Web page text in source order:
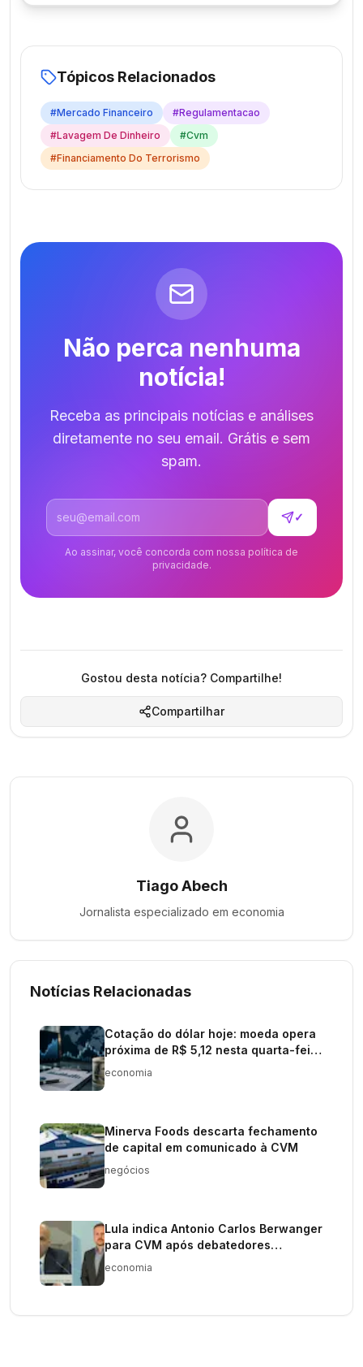
Tópicos Relacionados
#Mercado Financeiro #Regulamentacao
#Lavagem De Dinheiro #Cvm
#Financiamento Do Terrorismo
Não perca nenhuma
notícia!
Receba as principais notícias e análises
diretamente no seu email. Grátis e sem
spam.
Endereço de email
✓
Ao assinar, você concorda com nossa política de
privacidade.
Gostou desta notícia? Compartilhe!
Compartilhar
Tiago Abech
Jornalista especializado em economia
Notícias Relacionadas
Cotação do dólar hoje: moeda opera
próxima de R$ 5,12 nesta quarta-feira
economia
Minerva Foods descarta fechamento
de capital em comunicado à CVM
negócios
Lula indica Antonio Carlos Berwanger
para CVM após debatedores
discutirem reformas
economia